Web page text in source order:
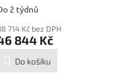
2 týdnů
714 Kč bez DPH
844 Kč
Do košíku